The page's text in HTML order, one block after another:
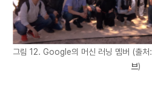
그림 12. Google의 머신 러닝 멤버 (출처:
브)